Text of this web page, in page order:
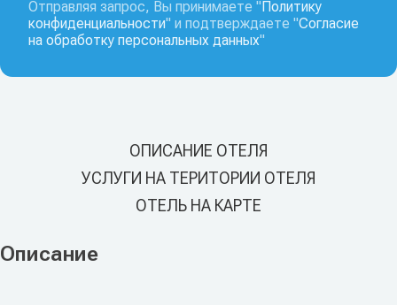
Отправляя запрос, Вы принимаете " Политику
конфиденциальности" и подтверждаете "Согласие
на обработку персональных данных"
ОПИСАНИЕ ОТЕЛЯ
УСЛУГИ НА ТЕРИТОРИИ ОТЕЛЯ
ОТЕЛЬ НА КАРТЕ
Описание